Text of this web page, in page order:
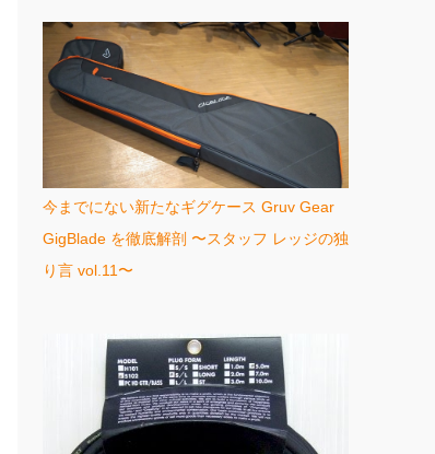
今までにない新たなギグケース Gruv Gear
GigBlade を徹底解剖 〜スタッフ レッジの独
り言 vol.11〜